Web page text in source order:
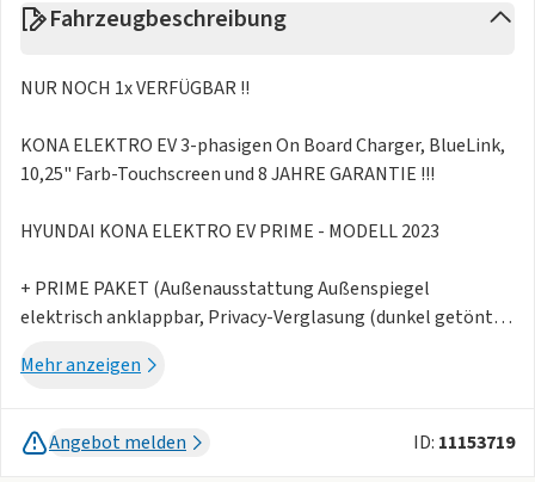
Fahrzeugbeschreibung
NUR NOCH 1x VERFÜGBAR !!
KONA ELEKTRO EV 3-phasigen On Board Charger, BlueLink,
10,25" Farb-Touchscreen und 8 JAHRE GARANTIE !!!
HYUNDAI KONA ELEKTRO EV PRIME - MODELL 2023
+ PRIME PAKET (Außenausstattung Außenspiegel
elektrisch anklappbar, Privacy-Verglasung (dunkel getönte
Komfort- und Innenausstattung Ambientebeleuchtung,
Ladefunktion (Qi Standard), Wärmepumpe,
Sicherheitsausstattung Adaptive
Mehr anzeigen
Angebot melden ID: 11153719